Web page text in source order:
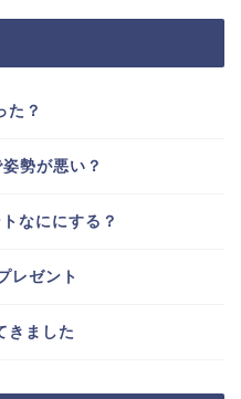
た？
勢が悪い？
なににする？
レゼント
きました